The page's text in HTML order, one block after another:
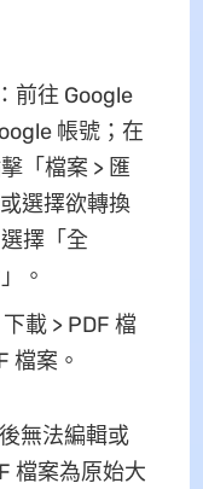
前往 Google
帳號；在
「檔案 > 匯
選擇欲轉換
擇「全
。
載 > PDF 檔
檔案。
無法編輯或
檔案為原始大